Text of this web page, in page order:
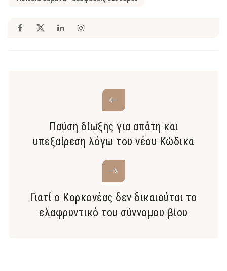
Παύση δίωξης για απάτη και
υπεξαίρεση λόγω του νέου Κώδικα
Γιατί ο Κορκονέας δεν δικαιούται το
ελαφρυντικό του σύννομου βίου